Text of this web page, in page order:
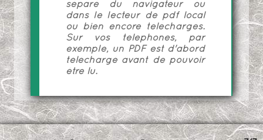
séparé du navigateur ou
dans le lecteur de pdf local
ou bien encore téléchargés.
Sur vos téléphones, par
exemple, un PDF est d'abord
téléchargé avant de pouvoir
être lu.